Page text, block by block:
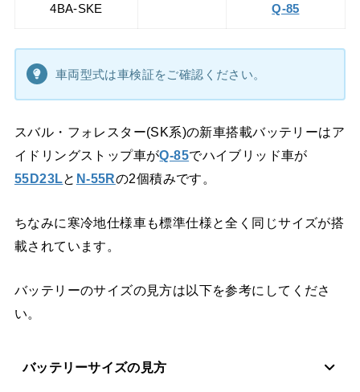
4BA-SKE Q-85
車両型式は車検証をご確認ください。
スバル・フォレスター(SK系)の新車搭載バッテリーはア
イドリングストップ車がQ-85でハイブリッド車が
55D23L と N-55Rの2個積みです。
ちなみに寒冷地仕様車も標準仕様と全く同じサイズが搭
載されています。
バッテリーのサイズの見方は以下を参考にしてくださ
い。
バッテリーサイズの見方